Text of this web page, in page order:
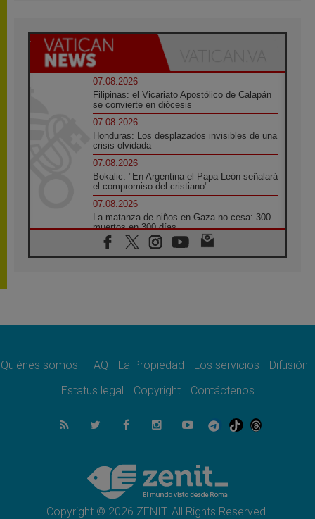
07.08.2026
Filipinas: el Vicariato Apostólico de Calapán
se convierte en diócesis
07.08.2026
Honduras: Los desplazados invisibles de una
crisis olvidada
07.08.2026
Bokalic: "En Argentina el Papa León señalará
el compromiso del cristiano"
07.08.2026
La matanza de niños en Gaza no cesa: 300
muertos en 300 días
07.08.2026
Tagle: La guerra desfigura el mundo, solo la
como misión al servicio del Evangelio
SIGNIS 2026, dar voz a las religiosas en el
07.08.2026
Lanzan un proyecto de empoderamiento
Programa oficial del Viaje Apostólico del
Papa León XIV a Francia
Quiénes somos FAQ La Propiedad Los servicios
Difusión
Estatus legal
Copyright Contáctenos
Copyright © 2026 ZENIT. All Rights Reserved.